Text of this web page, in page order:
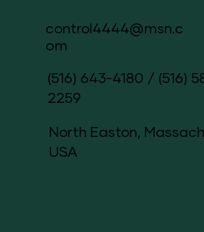
control4444@msn.c
om
(516) 643-4180 / (516)
2259
North Easton,
USA